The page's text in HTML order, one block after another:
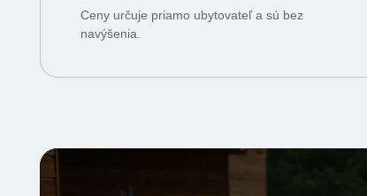
Ceny určuje priamo ubytovateľ a sú bez
navýšenia.